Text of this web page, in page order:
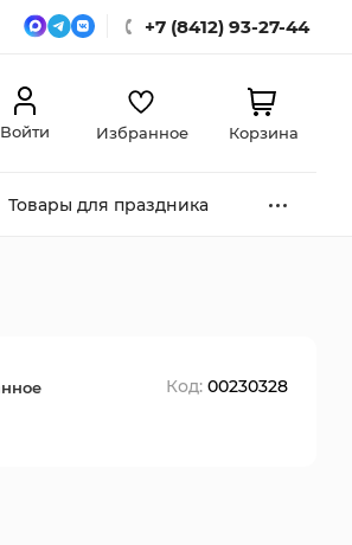
+7 (8412) 93-27-44
Войти
Избранное Корзина
Товары для праздника
Код: 00230328